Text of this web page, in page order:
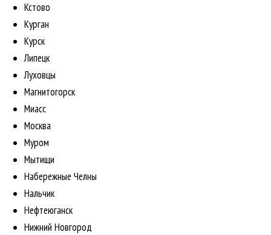
Кстово
Курган
Курск
Липецк
Луховцы
Магнитогорск
Миасс
Москва
Муром
Мытищи
Набережные Челны
Нальчик
Нефтеюганск
Нижний Новгород